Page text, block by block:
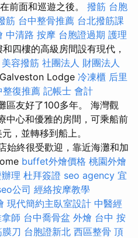
前面和巡遊之後。 撥筋 台胞
筋 台中整骨推薦 台北撥筋課
中清路 按摩 台胞證過期 護理
四樓的高級房間設有現代，
美容撥筋 社團法人 財團法人
Lodge 冷凍櫃 后里
整復推薦 記帳士 會計
區友好了100多年。 海灣觀
中心和優雅的房間，可乘船前
，並轉移到船上。
終很受歡迎，靠近海灘和加
buffet外燴價格 桃園外燴
理 杜拜簽證 seo agency 宜
公司 經絡按摩教學
現代簡約主臥室設計 中醫經
師 台中喬骨盆 外燴 台中 按
刀 台胞證新北 西區整骨 頂